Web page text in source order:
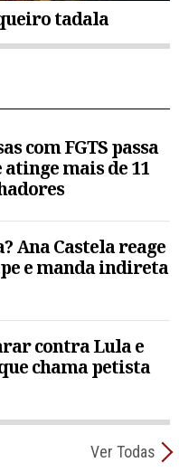
tadala
com FGTS passa
atinge mais de 11
Ana Castela reage
e manda indireta
contra Lula e
chama petista
Ver Todas